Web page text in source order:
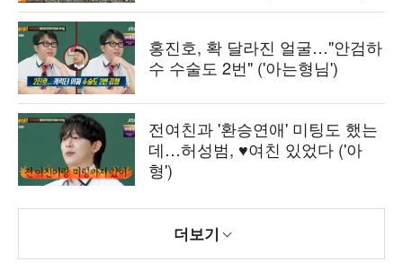
홍진호, 확 달라진 얼굴…"안검하
수 수술도 2번" ('아는형님')
전여친과 '환승연애' 미팅도 했는
데…허성범, ♥여친 있었다 ('아
형')
더보기